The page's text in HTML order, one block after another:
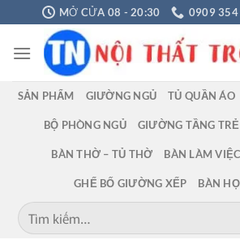
Chuyển
đến
nội
MỞ CỬA 08 - 20:30 0909 354
SẢN PHẨM GIƯỜNG NGỦ TỦ QUẦN ÁO
BỘ PHÒNG NGỦ GIƯỜNG TẦNG
BÀN THỜ – TỦ THỜ BÀN LÀM VIỆC
GHẾ BỐ GIƯỜNG XẾP BÀN
Tìm
kiếm: